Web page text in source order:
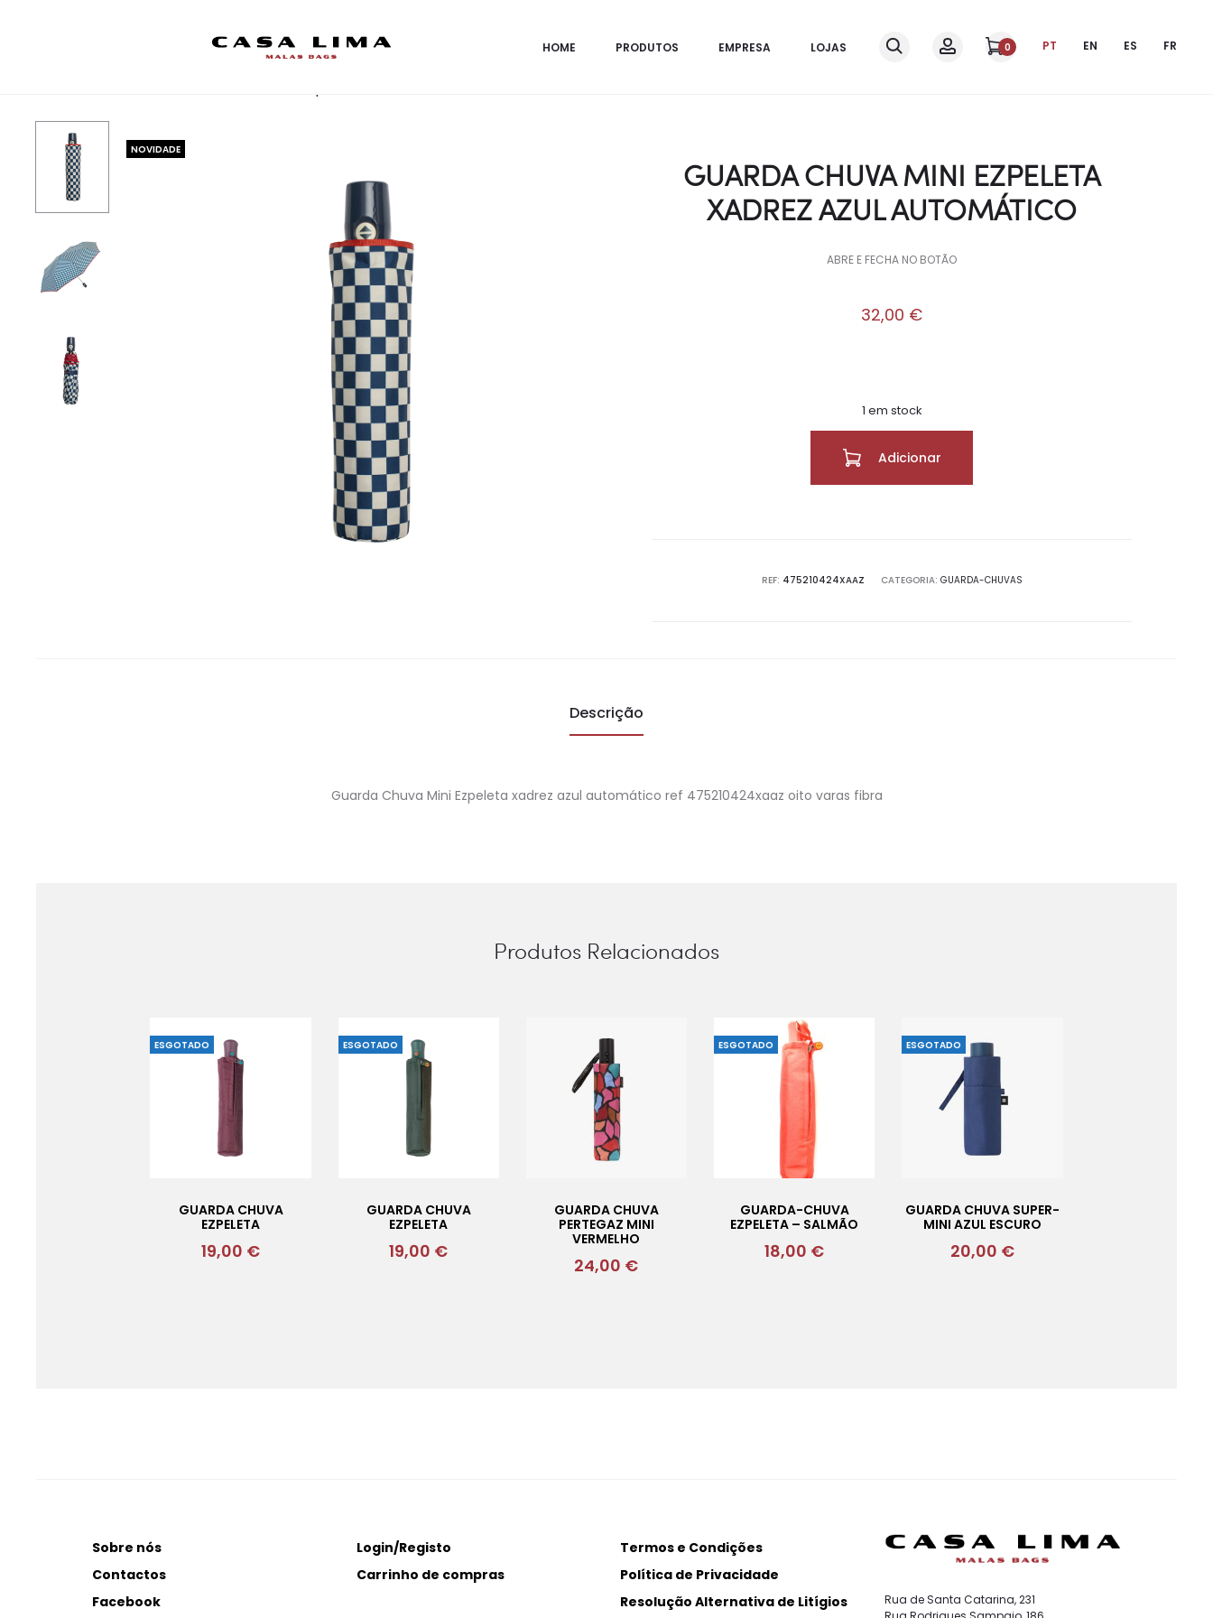
HOME PRODUTOS EMPRESA LOJAS 0 PT EN ES FR
NOVIDADE
GUARDA CHUVA MINI EZPELETA
XADREZ AZUL AUTOMÁTICO
ABRE E FECHA NO BOTÃO
32,00 €
1 em stock
Adicionar
REF: 475210424XAAZ CATEGORIA: GUARDA-CHUVAS
Descrição
Guarda Chuva Mini Ezpeleta xadrez azul automático ref 475210424xaaz oito varas fibra
Produtos Relacionados
ESGOTADO
GUARDA CHUVA
EZPELETA
19,00 €
ESGOTADO
GUARDA CHUVA
EZPELETA
19,00 €
GUARDA CHUVA
PERTEGAZ MINI
VERMELHO
24,00 €
ESGOTADO
GUARDA-CHUVA
EZPELETA – SALMÃO
18,00 €
ESGOTADO
GUARDA CHUVA SUPER-
MINI AZUL ESCURO
20,00 €
Sobre nós
Contactos
Facebook
Login/Registo
Carrinho de compras
Termos e Condições
Política de Privacidade
Resolução Alternativa de Litígios
Rua de Santa Catarina, 231